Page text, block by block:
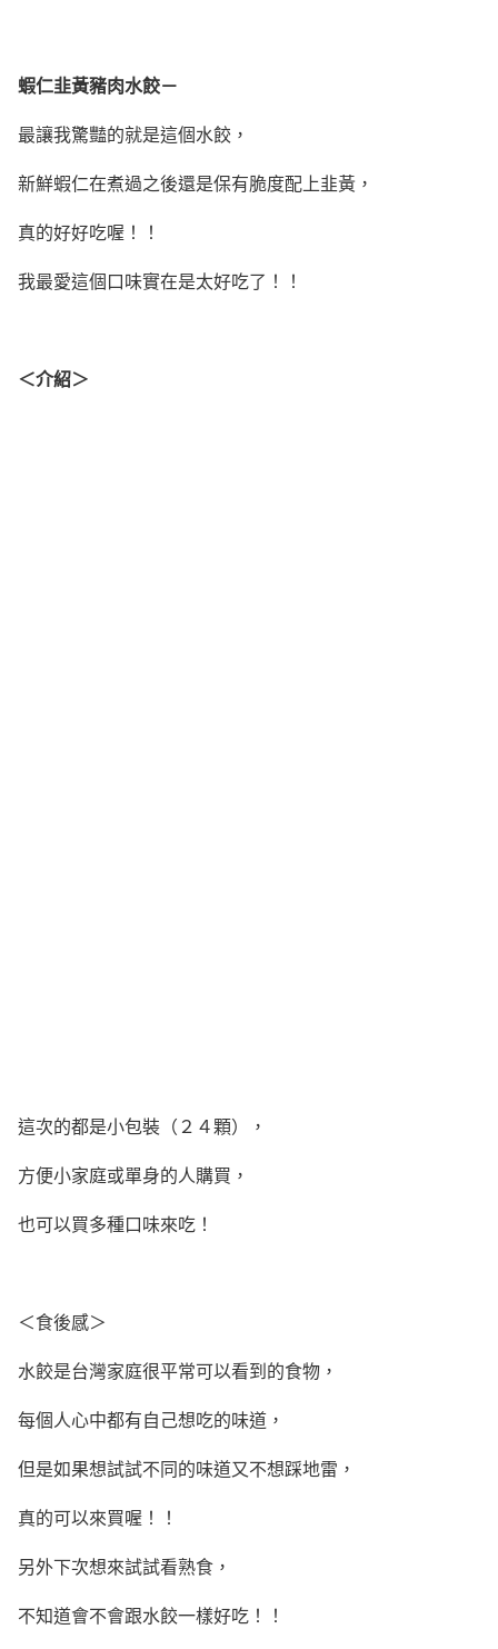
蝦仁韭黃豬肉水餃－
最讓我驚豔的就是這個水餃，
新鮮蝦仁在煮過之後還是保有脆度配上韭黃，
真的好好吃喔！！
我最愛這個口味實在是太好吃了！！
＜介紹＞
這次的都是小包裝（２４顆），
方便小家庭或單身的人購買，
也可以買多種口味來吃！
＜食後感＞
水餃是台灣家庭很平常可以看到的食物，
每個人心中都有自己想吃的味道，
但是如果想試試不同的味道又不想踩地雷，
真的可以來買喔！！
另外下次想來試試看熟食，
不知道會不會跟水餃一樣好吃！！